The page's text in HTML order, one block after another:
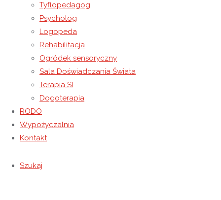
Tyflopedagog
Psycholog
Logopeda
Rehabilitacja
Ogródek sensoryczny
Sala Doświadczania Świata
Terapia SI
Dogoterapia
RODO
Wypożyczalnia
Kontakt
Szukaj